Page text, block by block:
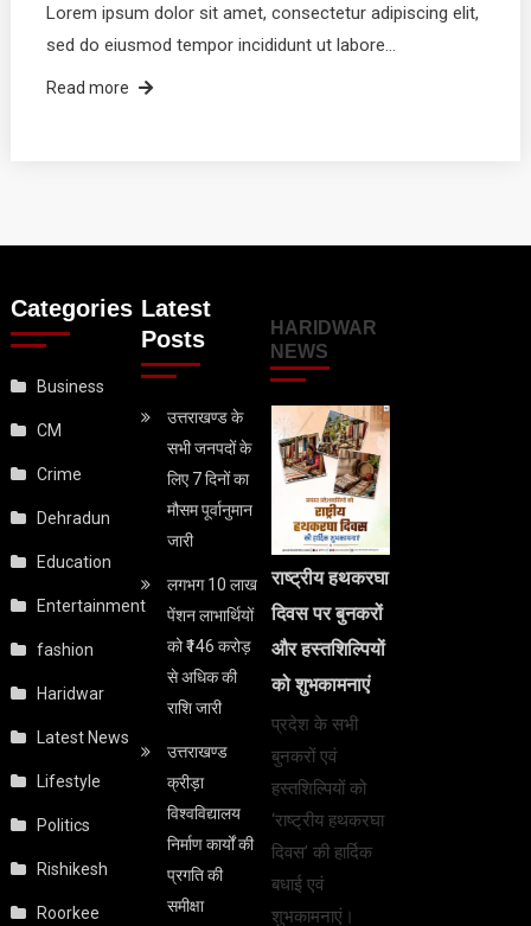
Lorem ipsum dolor sit amet, consectetur adipiscing elit,
sed do eiusmod tempor incididunt ut labore…
Read more
Categories
Business
CM
Crime
Dehradun
Education
Entertainment
fashion
Haridwar
Latest News
Lifestyle
Politics
Rishikesh
Roorkee
Latest
Posts
उत्तराखण्ड के
सभी जनपदों के
लिए 7 दिनों का
मौसम पूर्वानुमान
जारी
लगभग 10 लाख
पेंशन लाभार्थियों
को ₹146 करोड़
से अधिक की
राशि जारी
उत्तराखण्ड
क्रीड़ा
विश्वविद्यालय
निर्माण कार्यों की
प्रगति की
समीक्षा
HARIDWAR
NEWS
राष्ट्रीय हथकरघा
दिवस पर बुनकरों
और हस्तशिल्पियों
को शुभकामनाएं
प्रदेश के सभी
बुनकरों एवं
हस्तशिल्पियों को
‘राष्ट्रीय हथकरघा
दिवस’ की हार्दिक
बधाई एवं
शुभकामनाएं।